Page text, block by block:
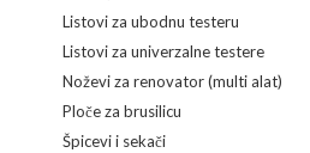
Listovi za ubodnu testeru
Listovi za univerzalne testere
Noževi za renovator (multi alat)
Ploče za brusilicu
Špicevi i sekači